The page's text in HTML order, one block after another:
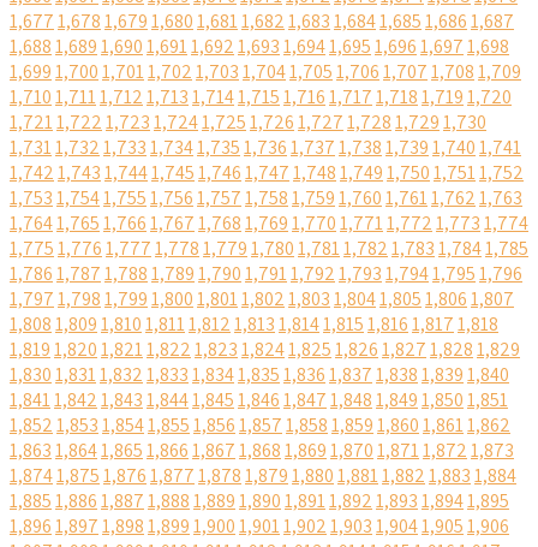
1,6771,6781,6791,6801,6811,6821,6831,6841,6851,6861,687
1,6881,6891,6901,6911,6921,6931,6941,6951,6961,6971,698
1,6991,7001,7011,7021,7031,7041,7051,7061,7071,7081,709
1,7101,7111,7121,7131,7141,7151,7161,7171,7181,7191,720
1,7211,7221,7231,7241,7251,7261,7271,7281,7291,730
1,7311,7321,7331,7341,7351,7361,7371,7381,7391,7401,741
1,7421,7431,7441,7451,7461,7471,7481,7491,7501,7511,752
1,7531,7541,7551,7561,7571,7581,7591,7601,7611,7621,763
1,7641,7651,7661,7671,7681,7691,7701,7711,7721,7731,774
1,7751,7761,7771,7781,7791,7801,7811,7821,7831,7841,785
1,7861,7871,7881,7891,7901,7911,7921,7931,7941,7951,796
1,7971,7981,7991,8001,8011,8021,8031,8041,8051,8061,807
1,8081,8091,8101,8111,8121,8131,8141,8151,8161,8171,818
1,8191,8201,8211,8221,8231,8241,8251,8261,8271,8281,829
1,8301,8311,8321,8331,8341,8351,8361,8371,8381,8391,840
1,8411,8421,8431,8441,8451,8461,8471,8481,8491,8501,851
1,8521,8531,8541,8551,8561,8571,8581,8591,8601,8611,862
1,8631,8641,8651,8661,8671,8681,8691,8701,8711,8721,873
1,8741,8751,8761,8771,8781,8791,8801,8811,8821,8831,884
1,8851,8861,8871,8881,8891,8901,8911,8921,8931,8941,895
1,8961,8971,8981,8991,9001,9011,9021,9031,9041,9051,906